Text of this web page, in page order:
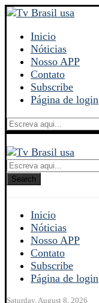
Inicio
Nóticias
Nosso APP
Contato
Subscribe
Página de login
Search
Inicio
Nóticias
Nosso APP
Contato
Subscribe
Página de login
Saturday, August 8, 2026